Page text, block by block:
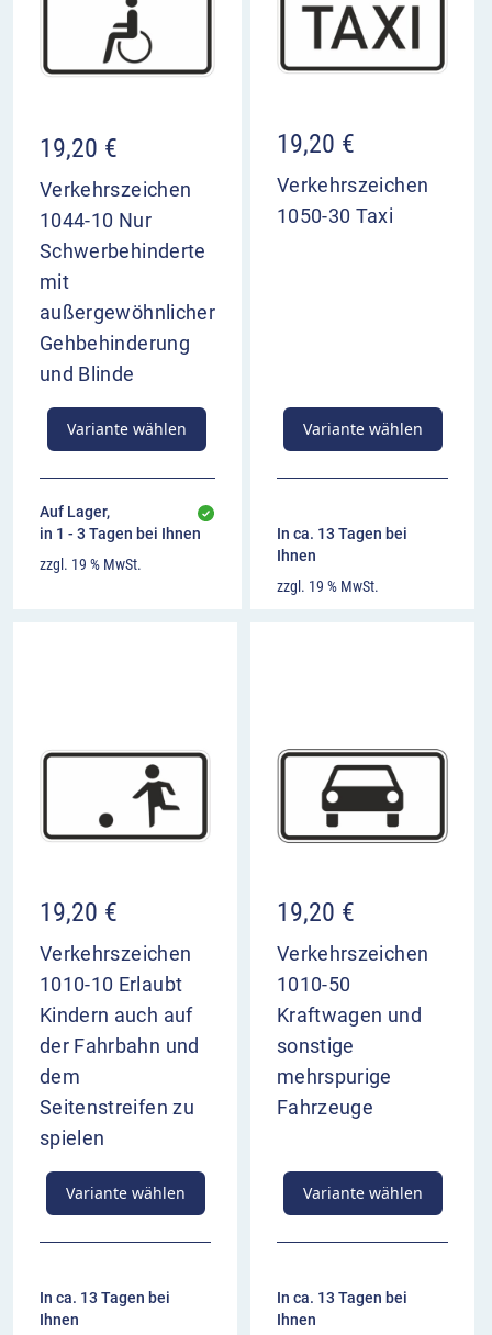
19,20 €
Verkehrszeichen
1044-10 Nur
Schwerbehinderte
mit
außergewöhnlicher
Gehbehinderung
und Blinde
Variante wählen
Auf Lager,
in 1 - 3 Tagen bei Ihnen
zzgl. 19 % MwSt.
19,20 €
Verkehrszeichen
1050-30 Taxi
Variante wählen
In ca. 13 Tagen bei
Ihnen
zzgl. 19 % MwSt.
19,20 €
Verkehrszeichen
1010-10 Erlaubt
Kindern auch auf
der Fahrbahn und
dem
Seitenstreifen zu
spielen
Variante wählen
In ca. 13 Tagen bei
Ihnen
19,20 €
Verkehrszeichen
1010-50
Kraftwagen und
sonstige
mehrspurige
Fahrzeuge
Variante wählen
In ca. 13 Tagen bei
Ihnen